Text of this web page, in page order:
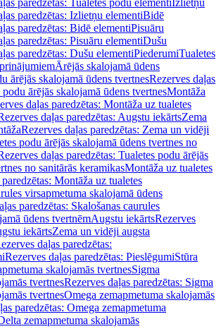
paredzētas: Tualetes podu elementiIzlietņu
paredzētas: Izlietņu elementiBidē
paredzētas: Bidē elementiPisuāru
paredzētas: Pisuāru elementiDušu
paredzētas: Dušu elementiPiederumiTualetes
Ārējās skalojamā ūdens
ārējās skalojamā ūdens tvertnesRezerves daļas
podu ārējās skalojamā ūdens tvertnesMontāža
daļas paredzētas: Montāža uz tualetes
daļas paredzētas: Augstu iekārtsZema
Rezerves daļas paredzētas: Zema un vidēji
podu ārējās skalojamā ūdens tvertnes no
daļas paredzētas: Tualetes podu ārējās
no sanitārās keramikasMontāža uz tualetes
Montāža uz tualetes
virsapmetuma skalojamā ūdens
paredzētas: Skalošanas caurules
ūdens tvertnēmAugstu iekārtsRezerves
iekārtsZema un vidēji augsta
daļas paredzētas:
Rezerves daļas paredzētas: PieslēgumiStūra
skalojamās tvertnesSigma
tvertnesRezerves daļas paredzētas: Sigma
tvertnesOmega zemapmetuma skalojamās
paredzētas: Omega zemapmetuma
zemapmetuma skalojamās